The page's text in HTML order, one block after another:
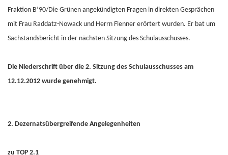
Fraktion B’90/Die Grünen angekündigten Fragen in direkten Gesprächen
mit Frau Raddatz-Nowack und Herrn Flenner erörtert wurden. Er bat um
Sachstandsbericht in der nächsten Sitzung des Schulausschusses.
Die Niederschrift über die 2. Sitzung des Schulausschusses am
12.12.2012 wurde genehmigt.
2. Dezernatsübergreifende Angelegenheiten
zu TOP 2.1